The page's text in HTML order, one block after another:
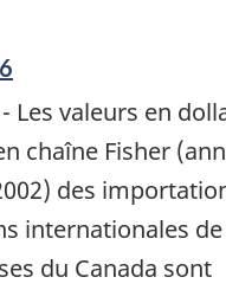
Les valeurs en
chaîne Fisher
des
internationales de
du Canada sont